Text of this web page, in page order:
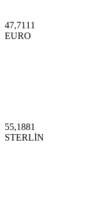
47,7111
EURO
55,1881
STERLİN